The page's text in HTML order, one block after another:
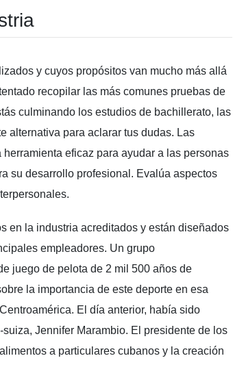
y cuyos propósitos van mucho más allá
recopilar las más comunes pruebas de
culminando los estudios de bachillerato, las
alternativa para aclarar tus dudas. Las
eficaz para ayudar a las personas
su desarrollo profesional. Evalúa aspectos
en la industria acreditados y están diseñados
empleadores. Un grupo
juego de pelota de 2 mil 500 años de
la importancia de este deporte en esa
El día anterior, había sido
Jennifer Marambio. El presidente de los
a particulares cubanos y la creación